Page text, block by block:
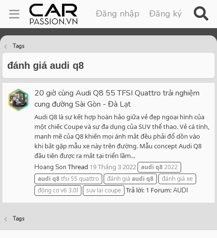
Đăng nhập Đăng ký
Tags
đánh giá audi q8
20 giờ cùng Audi Q8 55 TFSI Quattro trải nghiệm
cung đường Sài Gòn - Đà Lạt
Audi Q8 là sự kết hợp hoàn hảo giữa vẻ đẹp ngoại hình của
một chiếc Coupe và sự đa dụng của SUV thể thao. Vẻ cá tính,
mạnh mẽ của Q8 khiến mọi ánh mắt đều phải đổ dồn vào
khi bắt gặp mẫu xe này trên đường. Mẫu concept Audi Q8
đầu tiên được ra mắt tại triển lãm...
Hoang Son Thread 19 Tháng 3 2022 audi q82022
audi q8tfsi 55 quattro đánh giá audi q8
đánh giá xe
động cơ v6 3.0l
suv lai coupe Trả lời: 1 Forum:AUDI
Tags